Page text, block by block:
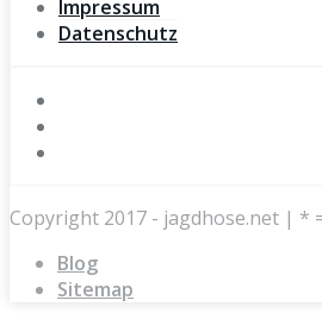
Impressum
Datenschutz
Copyright 2017 - jagdhose.net | *
Blog
Sitemap